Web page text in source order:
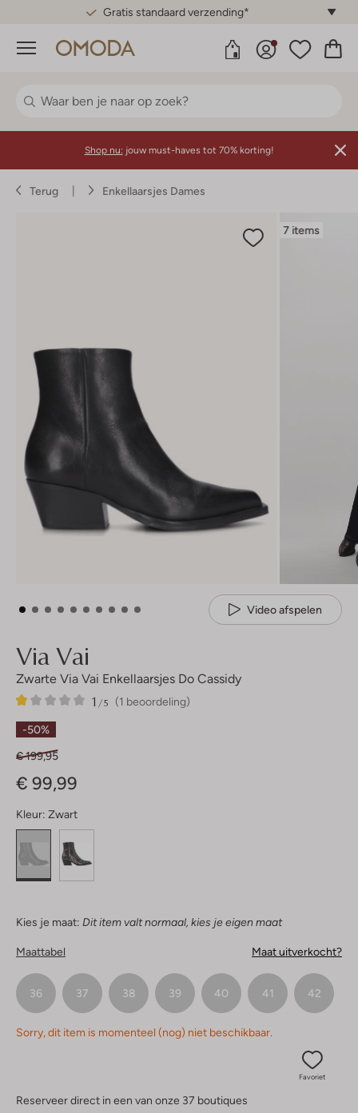
Gratis standaard verzending*
Menu
Shop nu: jouw must-haves tot 70% korting!
Terug Enkellaarsjes Dames
7 items
Video afspelen
Via Vai
Zwarte Via Vai Enkellaarsjes Do Cassidy
(1 beoordeling)
1 /5
1
1
Ster
-50%
€ 199,95
€ 99,99
Kleur: Zwart
Kies je maat: Dit item valt normaal, kies je eigen maat
Maattabel Maat uitverkocht?
36 37 38 39 40 41 42
Sorry, dit item is momenteel (nog) niet beschikbaar.
Favoriet
Reserveer direct in een van onze 37 boutiques